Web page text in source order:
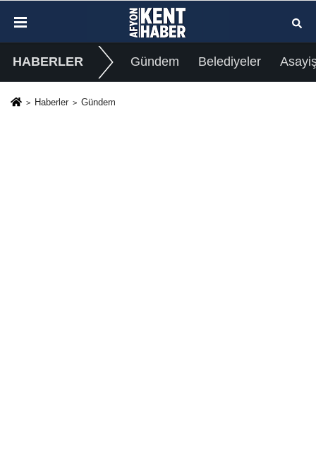
HABERLER Gündem Belediyeler
Haberler Gündem